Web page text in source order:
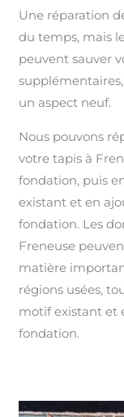
Une réparation
du temps, mais
peuvent sauver
un aspect neuf.
Nous pouvons
votre tapis à
fondation, puis
existant et en
fondation. Les
Freneuse
matière
régions usées,
motif existant et
fondation.